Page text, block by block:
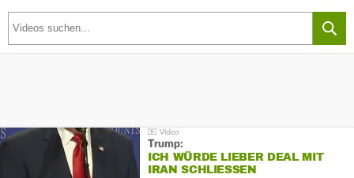
Trump:
ICH WÜRDE LIEBER DEAL MIT
IRAN SCHLIESSEN